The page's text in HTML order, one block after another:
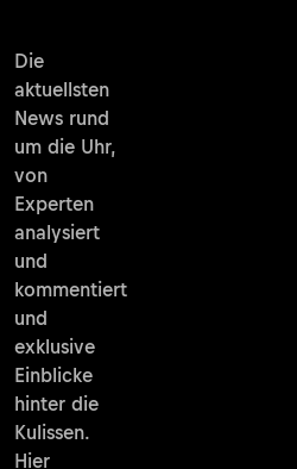
Die
aktuellsten
News rund
um die Uhr,
von
Experten
analysiert
und
kommentiert
und
exklusive
Einblicke
hinter die
Kulissen.
Hier